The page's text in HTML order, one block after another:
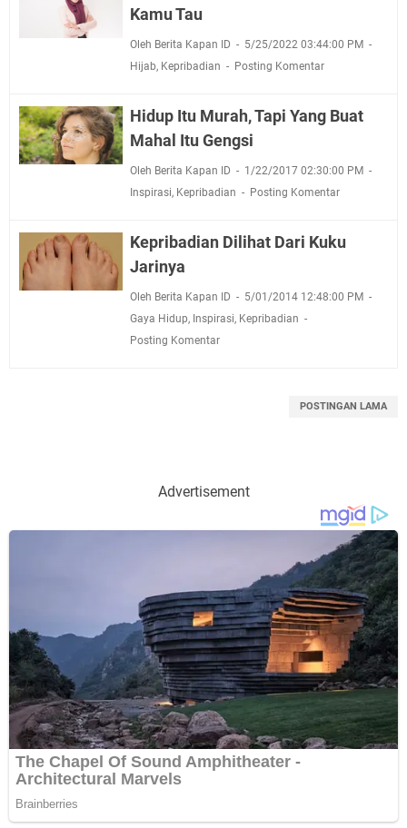
Kamu Tau
Oleh Berita Kapan ID
5/25/2022 03:44:00 PM
Hijab, Kepribadian Posting Komentar
Hidup Itu Murah, Tapi Yang Buat
Mahal Itu Gengsi
Oleh Berita Kapan ID
1/22/2017 02:30:00 PM
Inspirasi, Kepribadian Posting Komentar
Kepribadian Dilihat Dari Kuku
Jarinya
Oleh Berita Kapan ID
5/01/2014 12:48:00 PM
Gaya Hidup, Inspirasi, Kepribadian
Posting Komentar
POSTINGAN LAMA
Advertisement